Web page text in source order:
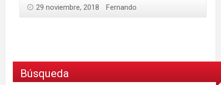
29 noviembre, 2018 Fernando
Búsqueda